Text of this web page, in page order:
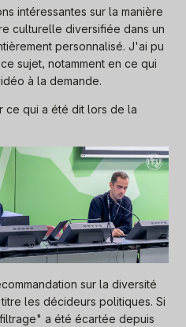
intéressantes sur la manière
culturelle diversifiée dans un
personnalisé. J'ai pu
sujet, notamment en ce qui
à la demande.
ce qui a été dit lors de la
sur la diversité
les décideurs politiques. Si
a été écartée depuis